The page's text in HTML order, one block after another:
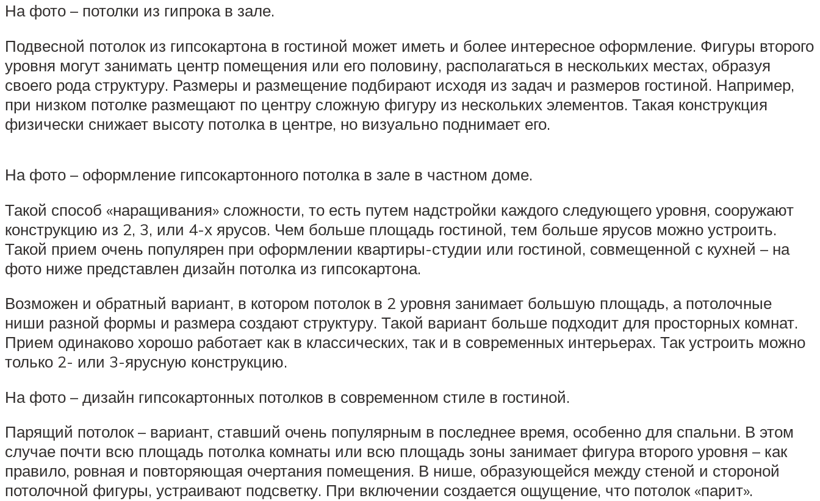
На фото – потолки из гипрока в зале.
Подвесной потолок из гипсокартона в гостиной может иметь и более интересное оформление. Фигуры второго
уровня могут занимать центр помещения или его половину, располагаться в нескольких местах, образуя
своего рода структуру. Размеры и размещение подбирают исходя из задач и размеров гостиной. Например,
при низком потолке размещают по центру сложную фигуру из нескольких элементов. Такая конструкция
физически снижает высоту потолка в центре, но визуально поднимает его.
На фото – оформление гипсокартонного потолка в зале в частном доме.
Такой способ «наращивания» сложности, то есть путем надстройки каждого следующего уровня, сооружают
конструкцию из 2, 3, или 4-х ярусов. Чем больше площадь гостиной, тем больше ярусов можно устроить.
Такой прием очень популярен при оформлении квартиры-студии или гостиной, совмещенной с кухней – на
фото ниже представлен дизайн потолка из гипсокартона.
Возможен и обратный вариант, в котором потолок в 2 уровня занимает большую площадь, а потолочные
ниши разной формы и размера создают структуру. Такой вариант больше подходит для просторных комнат.
Прием одинаково хорошо работает как в классических, так и в современных интерьерах. Так устроить можно
только 2- или 3-ярусную конструкцию.
На фото – дизайн гипсокартонных потолков в современном стиле в гостиной.
Парящий потолок – вариант, ставший очень популярным в последнее время, особенно для спальни. В этом
случае почти всю площадь потолка комнаты или всю площадь зоны занимает фигура второго уровня – как
правило, ровная и повторяющая очертания помещения. В нише, образующейся между стеной и стороной
потолочной фигуры, устраивают подсветку. При включении создается ощущение, что потолок «парит».